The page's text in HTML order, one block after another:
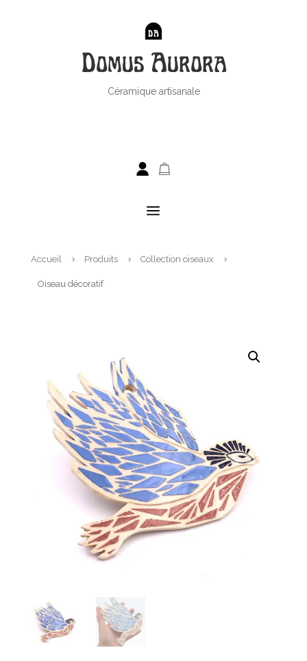
Domus Aurora
Céramique artisanale
a
Accueil 5 Produits 5 Collection oiseaux 5
Oiseau décoratif